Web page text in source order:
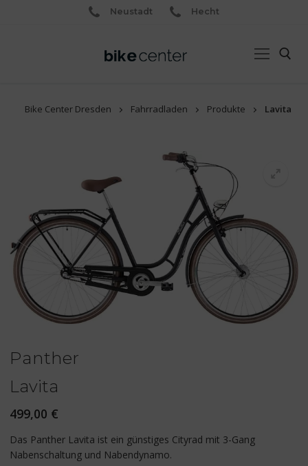
Neustadt Hecht
Bike Center Dresden Fahrradladen Produkte Lavita
Panther
Lavita
499,00 €
Das Panther Lavita ist ein günstiges Cityrad mit 3-Gang
Nabenschaltung und Nabendynamo.